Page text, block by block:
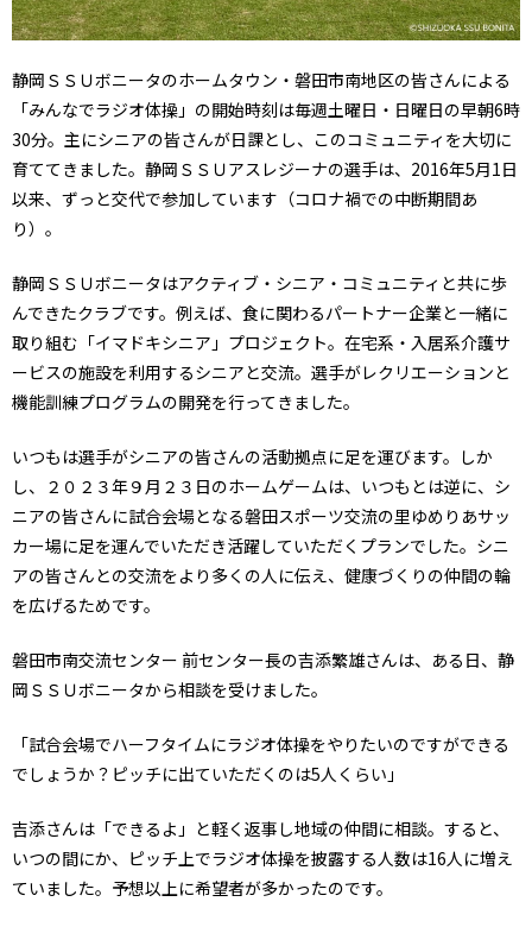
静岡ＳＳＵボニータのホームタウン・磐田市南地区の皆さんによる
「みんなでラジオ体操」の開始時刻は毎週土曜日・日曜日の早朝6時
30分。主にシニアの皆さんが日課とし、このコミュニティを大切に
育ててきました。静岡ＳＳＵアスレジーナの選手は、2016年5月1日
以来、ずっと交代で参加しています（コロナ禍での中断期間あ
り）。
静岡ＳＳＵボニータはアクティブ・シニア・コミュニティと共に歩
んできたクラブです。例えば、食に関わるパートナー企業と一緒に
取り組む「イマドキシニア」プロジェクト。在宅系・入居系介護サ
ービスの施設を利用するシニアと交流。選手がレクリエーションと
機能訓練プログラムの開発を行ってきました。
いつもは選手がシニアの皆さんの活動拠点に足を運びます。しか
し、２０２３年９月２３日のホームゲームは、いつもとは逆に、シ
ニアの皆さんに試合会場となる磐田スポーツ交流の里ゆめりあサッ
カー場に足を運んでいただき活躍していただくプランでした。シニ
アの皆さんとの交流をより多くの人に伝え、健康づくりの仲間の輪
を広げるためです。
磐田市南交流センター 前センター長の吉添繁雄さんは、ある日、静
岡ＳＳＵボニータから相談を受けました。
「試合会場でハーフタイムにラジオ体操をやりたいのですができる
でしょうか？ピッチに出ていただくのは5人くらい」
吉添さんは「できるよ」と軽く返事し地域の仲間に相談。すると、
いつの間にか、ピッチ上でラジオ体操を披露する人数は16人に増え
ていました。予想以上に希望者が多かったのです。